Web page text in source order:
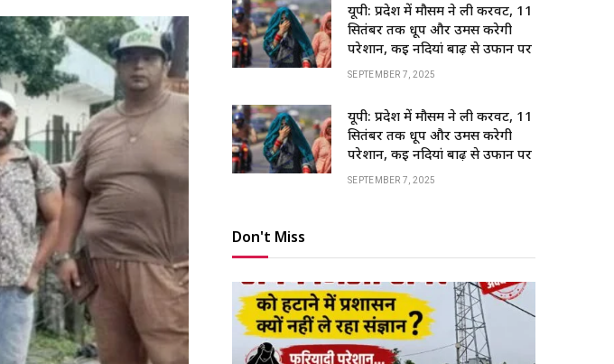
यूपी: प्रदेश में मौसम ने ली करवट, 11
सितंबर तक धूप और उमस करेगी
परेशान, कई नदियां बाढ़ से उफान पर
SEPTEMBER 7, 2025
यूपी: प्रदेश में मौसम ने ली करवट, 11
सितंबर तक धूप और उमस करेगी
परेशान, कई नदियां बाढ़ से उफान पर
SEPTEMBER 7, 2025
Don't Miss